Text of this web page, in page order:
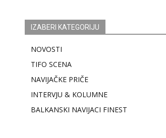
IZABERI KATEGORIJU
NOVOSTI
TIFO SCENA
NAVIJAČKE PRIČE
INTERVJU & KOLUMNE
BALKANSKI NAVIJACI FINEST